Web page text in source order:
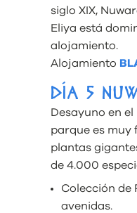
siglo XIX,
Eliya está
alojamiento.
Alojamiento
DÍA 5
Desayuno en
parque es muy
plantas
de 4.000
Colección de
avenidas.